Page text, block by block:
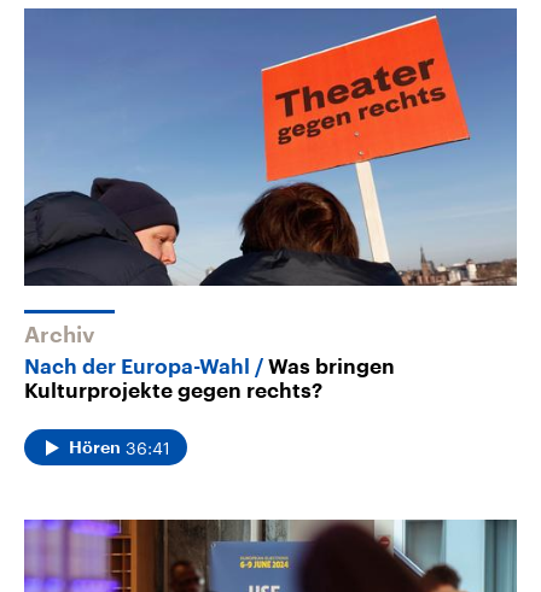
Archiv
Nach der Europa-Wahl
Was bringen
Kulturprojekte gegen rechts?
Hören 36:41